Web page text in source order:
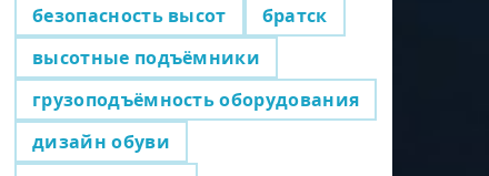
безопасность высот
братск
высотные подъёмники
грузоподъёмность оборудования
дизайн обуви